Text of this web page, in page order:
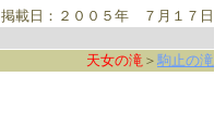
掲載日：２００５年 ７月１７日
天女の滝 ＞ 駒止の滝